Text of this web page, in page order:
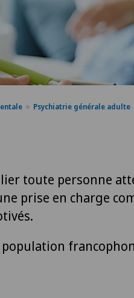
Psychiatrie générale adulte
toute personne
prise en charge